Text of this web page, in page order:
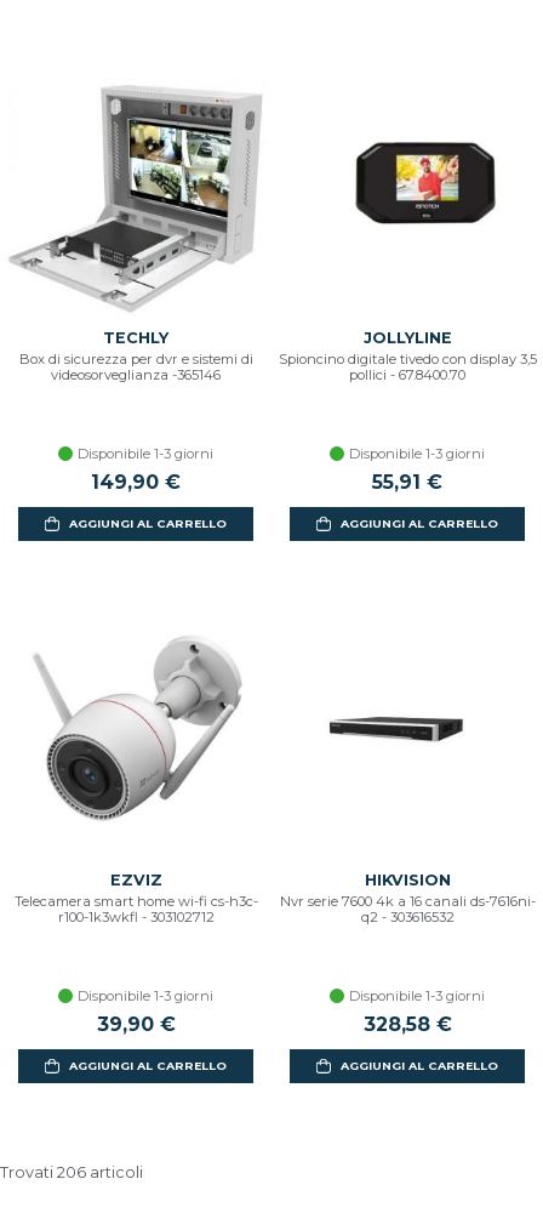
TECHLY
Box di sicurezza per dvr e sistemi di
videosorveglianza -365146
Disponibile 1-3 giorni
149,90 €
AGGIUNGI AL CARRELLO
JOLLYLINE
Spioncino digitale tivedo con display 3,5
pollici - 67.8400.70
Disponibile 1-3 giorni
55,91 €
AGGIUNGI AL CARRELLO
EZVIZ
Telecamera smart home wi-fi cs-h3c-
r100-1k3wkfl - 303102712
Disponibile 1-3 giorni
39,90 €
AGGIUNGI AL CARRELLO
HIKVISION
Nvr serie 7600 4k a 16 canali ds-7616ni-
q2 - 303616532
Disponibile 1-3 giorni
328,58 €
AGGIUNGI AL CARRELLO
Trovati 206 articoli